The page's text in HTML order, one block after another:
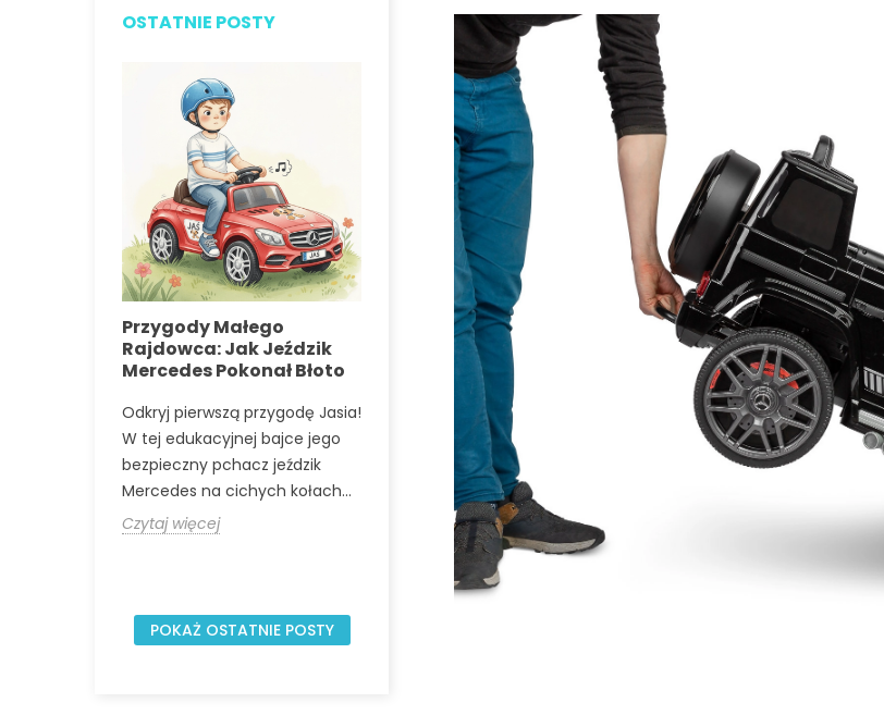
OSTATNIE POSTY
Przygody Małego
Rajdowca: Jak Jeździk
Mercedes Pokonał Błoto
Odkryj pierwszą przygodę Jasia!
W tej edukacyjnej bajce jego
bezpieczny pchacz jeździk
Mercedes na cichych kołach...
Czytaj więcej
Najlepsze gry i zabawy na
świeżym powietrzu dla
Odkryj najlepsze gry i zabawy
na świeżym powietrzu dla
dzieci, które promują
aktywność fizyczną,
kreatywność i...
Czytaj więcej
Autka dla dzieci na
akumulator: Idealny
wybór dla Twojego
dziecka
Autka na akumulator to
doskonałe zabawki, które
POKAŻ OSTATNIE POSTY